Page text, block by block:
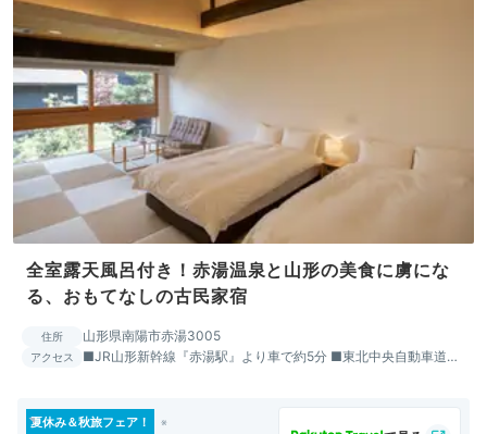
全室露天風呂付き！赤湯温泉と山形の美食に虜にな
る、おもてなしの古民家宿
住所 山形県南陽市赤湯3005
アクセス
■JR山形新幹線『赤湯駅』より車で約5分 ■東北中央自動車道
夏休み＆秋旅フェア！